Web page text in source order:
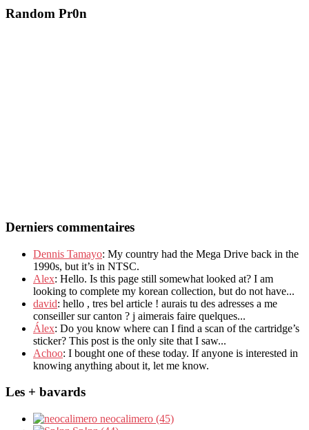
Random Pr0n
Derniers commentaires
Dennis Tamayo: My country had the Mega Drive back in the
1990s, but it’s in NTSC.
Alex: Hello. Is this page still somewhat looked at? I am
looking to complete my korean collection, but do not have...
david: hello , tres bel article ! aurais tu des adresses a me
conseiller sur canton ? j aimerais faire quelques...
Álex: Do you know where can I find a scan of the cartridge’s
sticker? This post is the only site that I saw...
Achoo: I bought one of these today. If anyone is interested in
knowing anything about it, let me know.
Les + bavards
neocalimero (45)